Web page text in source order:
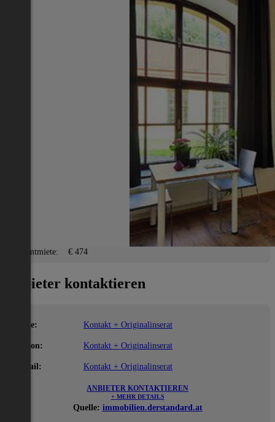
Gesamtmiete: € 474
Anbieter kontaktieren
Name: Kontakt + Originalinserat
Telefon: Kontakt + Originalinserat
E-Mail: Kontakt + Originalinserat
ANBIETER KONTAKTIEREN
+ MEHR DETAILS
Quelle: immobilien.derstandard.at